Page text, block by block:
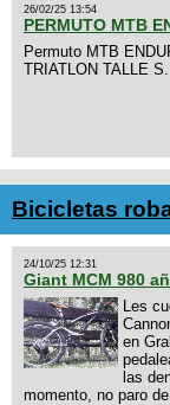
26/02/25 13:54
PERMUTO MTB
Permuto MTB
TRIATLON TALLE S.
Bicicletas
24/10/25 12:31
Giant MCM 980
Les
en
las
momento, no paro